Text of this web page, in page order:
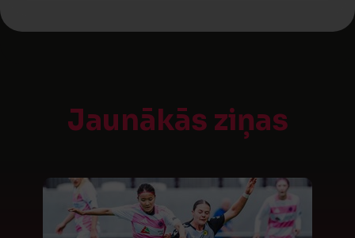
Jaunākās ziņas